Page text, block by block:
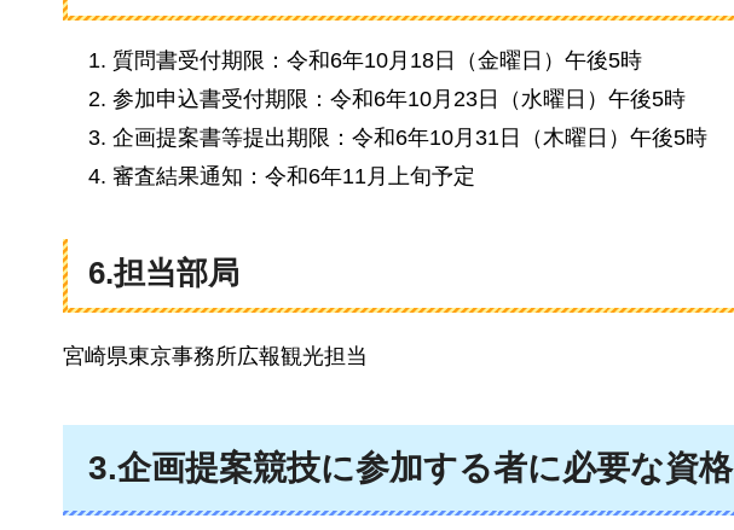
質問書受付期限：令和6年10月18日（金曜日）午後5時
参加申込書受付期限：令和6年10月23日（水曜日）午後5時
企画提案書等提出期限：令和6年10月31日（木曜日）午後5時
審査結果通知：令和6年11月上旬予定
6.担当部局
宮崎県東京事務所広報観光担当
3.企画提案競技に参加する者に必要な資格